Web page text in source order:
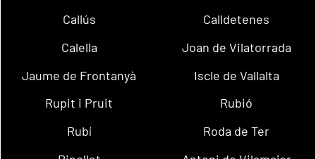
Callús
Calldetenes
Calella
Joan de Vilatorrada
Jaume de Frontanyà
Iscle de Vallalta
Rupit i Pruit
Rubió
Rubí
Roda de Ter